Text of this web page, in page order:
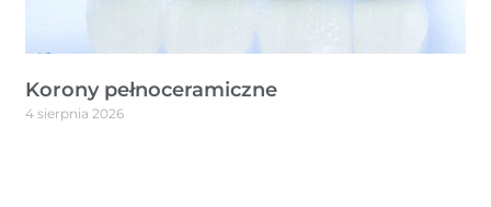
Korony pełnoceramiczne
4 sierpnia 2026